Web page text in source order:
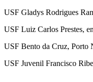
USF Gladys Rodrigues
USF Luiz Carlos Prestes,
USF Bento da Cruz, Porto
USF Juvenil Francisco